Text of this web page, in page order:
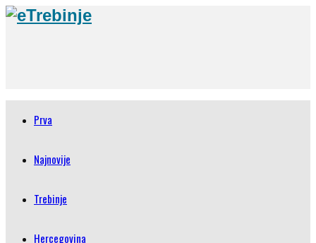
Prva
Najnovije
Trebinje
Hercegovina